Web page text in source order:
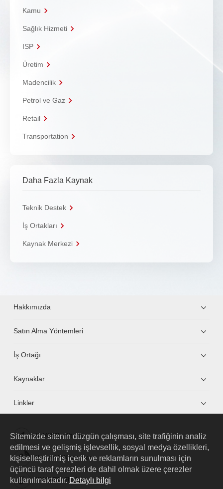
Kamu
Sağlık Hizmeti
ISP
Üretim
Madencilik
Petrol ve Gaz
Retail
Transportation
Daha Fazla Kaynak
Teknik Destek
İş Ortakları
Kaynak Merkezi
Hakkımızda
Satın Alma Yöntemleri
İş Ortağı
Kaynaklar
Linkler
HUAWEI eKit App
Huawei HiKnow App
HUAWEI eFly App
Sitemizde sitenin düzgün çalışması, site trafiğinin analiz
edilmesi ve gelişmiş işlevsellik, sosyal medya özellikleri,
kişiselleştirilmiş içerik ve reklamların sunulması için
üçüncü taraf çerezleri de dahil olmak üzere çerezler
kullanılmaktadır. Detaylı bilgi